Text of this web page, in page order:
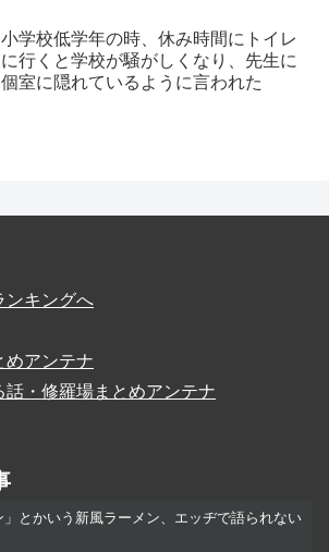
小学校低学年の時、休み時間にトイレ
に行くと学校が騒がしくなり、先生に
個室に隠れているように言われた
ンキングへ
めアンテナ
話・修羅場まとめアンテナ
」とかいう新風ラーメン、エッヂで語られない